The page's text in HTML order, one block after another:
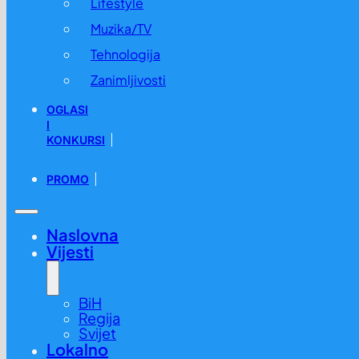
Muzika/TV
Tehnologija
Zanimljivosti
OGLASI
I
KONKURSI
PROMO
Naslovna
Vijesti
BiH
Regija
Svijet
Lokalno